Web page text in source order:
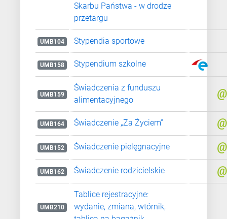
Skarbu Państwa - w drodze
przetargu
UMB104 Stypendia sportowe
UMB158 Stypendium szkolne
UMB159
Świadczenia z funduszu
alimentacyjnego
UMB164 Świadczenie „Za Życiem”
UMB152 Świadczenie pielęgnacyjne
UMB162 Świadczenie rodzicielskie
UMB210
Tablice rejestracyjne:
wydanie, zmiana, wtórnik,